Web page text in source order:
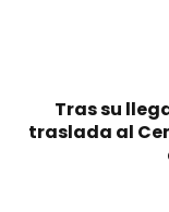
Tras su
traslada al